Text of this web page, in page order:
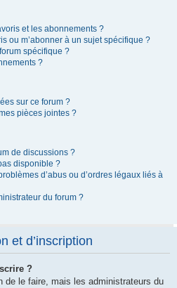
et les abonnements ?
ou m’abonner à un sujet spécifique ?
spécifique ?
?
sur ce forum ?
pièces jointes ?
de discussions ?
disponible ?
d’abus ou d’ordres légaux liés à
du forum ?
et d’inscription
?
de le faire, mais les administrateurs du